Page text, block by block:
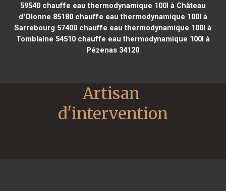
59540chauffe eau thermodynamique 100l à Château
d'Olonne 85180chauffe eau thermodynamique 100l à
Sarrebourg 57400 chauffe eau thermodynamique 100l à
Tomblaine 54510chauffe eau thermodynamique 100l à
Pézenas 34120
Artisan
d'intervention